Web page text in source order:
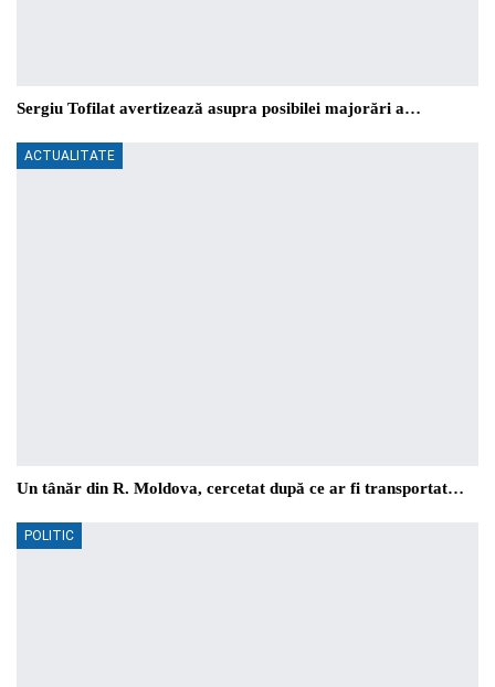
Sergiu Tofilat avertizează asupra posibilei majorări a…
ACTUALITATE
Un tânăr din R. Moldova, cercetat după ce ar fi transportat…
POLITIC